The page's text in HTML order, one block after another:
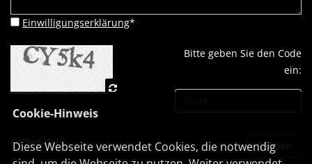
Einwilligungserklärung*
Bitte geben Sie den Code
ein:
* Pflichtfeld
Cookie-Hinweis
Diese Webseite verwendet Cookies, die notwendig